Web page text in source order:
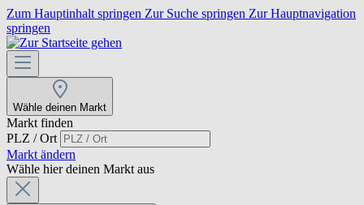
Zum Hauptinhalt springen Zur Suche springen Zur Hauptnavigation
springen
Wähle deinen Markt
Markt finden
PLZ / Ort
Markt ändern
Wähle hier deinen Markt aus